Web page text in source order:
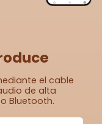
el cable
de alta
Bluetooth.